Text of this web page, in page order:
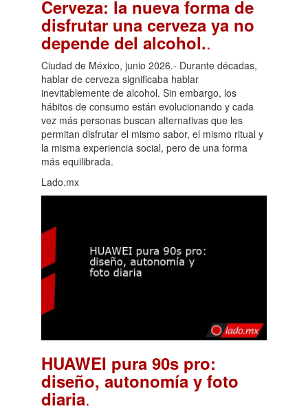
Cerveza: la nueva forma de
disfrutar una cerveza ya no
depende del alcohol..
Ciudad de México, junio 2026.- Durante décadas,
hablar de cerveza significaba hablar
inevitablemente de alcohol. Sin embargo, los
hábitos de consumo están evolucionando y cada
vez más personas buscan alternativas que les
permitan disfrutar el mismo sabor, el mismo ritual y
la misma experiencia social, pero de una forma
más equilibrada.
Lado.mx
HUAWEI pura 90s pro:
diseño, autonomía y foto
diaria.